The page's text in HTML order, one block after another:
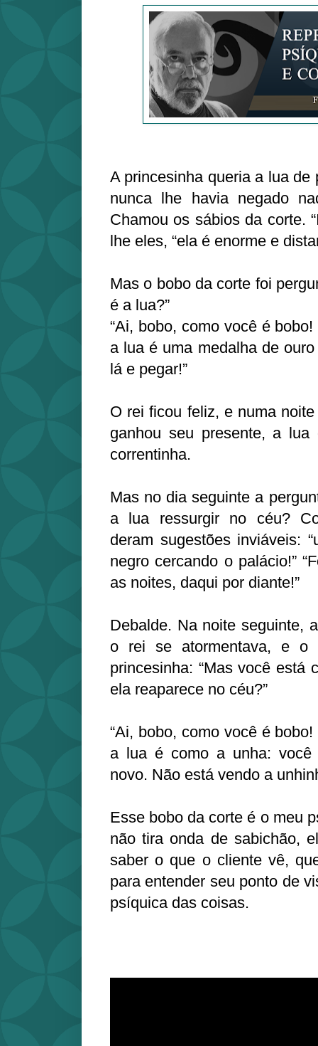
A princesinha queria a lua de
nunca lhe havia negado
Chamou os sábios da corte.
lhe eles, “ela é enorme e
Mas o bobo da corte foi
é a lua?”
“Ai, bobo, como você é
a lua é uma medalha de
lá e pegar!”
O rei ficou feliz, e numa
ganhou seu presente, a
correntinha.
Mas no dia seguinte a
a lua ressurgir no céu?
deram sugestões inviáveis:
negro cercando o palácio!”
as noites, daqui por diante!”
Debalde. Na noite seguinte,
o rei se atormentava, e o
princesinha: “Mas você está
ela reaparece no céu?”
“Ai, bobo, como você é
a lua é como a unha:
novo. Não está vendo a
Esse bobo da corte é o meu
não tira onda de sabichão,
saber o que o cliente vê,
para entender seu ponto de
psíquica das coisas.